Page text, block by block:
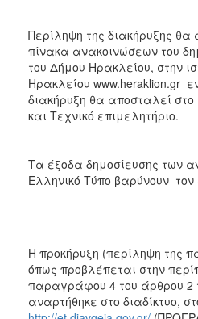
Περίληψη της διακήρυξης θα
πίνακα ανακοινώσεων του
του Δήμου Ηρακλείου, στην
Ηρακλείου www.heraklion.gr
διακήρυξη θα αποσταλεί στο
και Τεχνικό επιμελητήριο.
Τα έξοδα δημοσίευσης των
Ελληνικό Τύπο βαρύνουν
Η προκήρυξη (περίληψη της
όπως προβλέπεται στην
παραγράφου 4 του άρθρου 2
αναρτήθηκε στο διαδίκτυο,